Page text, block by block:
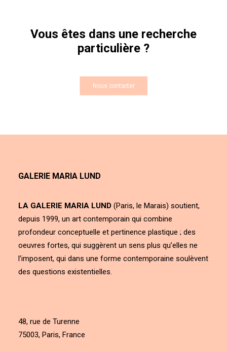
Vous êtes dans une recherche
particulière ?
Nous contacter
GALERIE MARIA LUND
LA GALERIE MARIA LUND (Paris, le Marais) soutient,
depuis 1999, un art contemporain qui combine
profondeur conceptuelle et pertinence plastique ; des
oeuvres fortes, qui suggèrent un sens plus qu’elles ne
l’imposent, qui dans une forme contemporaine soulèvent
des questions existentielles.
48, rue de Turenne
75003, Paris, France